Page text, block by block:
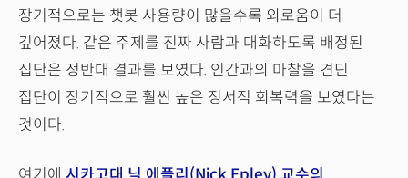
장기적으로는 챗봇 사용량이 많을수록 외로움이 더
깊어졌다. 같은 주제를 진짜 사람과 대화하도록 배정된
집단은 정반대 결과를 보였다. 인간과의 마찰을 견딘
집단이 장기적으로 훨씬 높은 정서적 회복력을 보였다는
것이다.